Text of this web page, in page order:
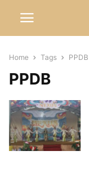
Home Tags PPDB
PPDB